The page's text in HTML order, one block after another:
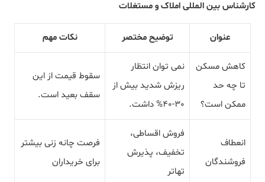
کارشناس بین المللی املاک و مستغلات
عنوان توضیح مختصر نکات مهم
کاهش مسکن
تا چه حد
ممکن است؟
نمی توان انتظار
ریزش شدید بیش از
30-40% داشت.
سقوط قیمت از این
سقف بعید است.
انعطاف
فروشندگان
فروش اقساطی،
تخفیف، پذیرش
تهاتر
فرصت چانه زنی بیشتر
برای خریداران